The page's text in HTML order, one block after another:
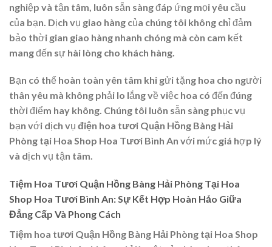
nghiệp và tận tâm, luôn sẵn sàng đáp ứng mọi yêu cầu
của bạn. Dịch vụ giao hàng của chúng tôi không chỉ đảm
bảo thời gian giao hàng nhanh chóng mà còn cam kết
mang đến sự hài lòng cho khách hàng.
Bạn có thể hoàn toàn yên tâm khi gửi tặng hoa cho người
thân yêu mà không phải lo lắng về việc hoa có đến đúng
thời điểm hay không. Chúng tôi luôn sẵn sàng phục vụ
bạn với dịch vụ điện hoa tươi Quận Hồng Bàng Hải
Phòng tại Hoa Shop Hoa Tươi Bình An với mức giá hợp lý
và dịch vụ tận tâm.
Tiệm Hoa Tươi Quận Hồng Bàng Hải Phòng Tại Hoa
Shop Hoa Tươi Bình An: Sự Kết Hợp Hoàn Hảo Giữa
Đẳng Cấp Và Phong Cách
Tiệm hoa tươi Quận Hồng Bàng Hải Phòng tại Hoa Shop